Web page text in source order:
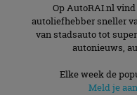
Op AutoRAI.nl
autoliefhebber sneller
van stadsauto tot
autonieuws,
Elke week de
Meld je